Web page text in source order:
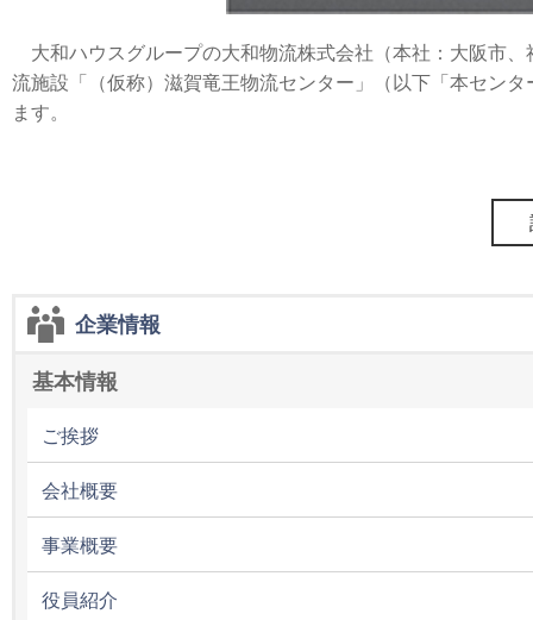
大和ハウスグループの大和物流株式会社（本社：大阪市
流施設「（仮称）滋賀竜王物流センター」（以下「本セン
ます。
企業情報
基本情報
ご挨拶
会社概要
事業概要
役員紹介